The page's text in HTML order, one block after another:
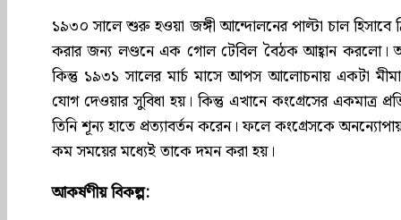
১৯৩০ সালে শুরু হওয়া জঙ্গী আন্দোলনের পাল্টা চাল হিসাবে
করার জন্য লণ্ডনে এক গোল টেবিল বৈঠক আহ্বান করলো।
কিন্তু ১৯৩১ সালের মার্চ মাসে আপস আলোচনায় একটা
যোগ দেওয়ার সুবিধা হয়। কিন্তু এখানে কংগ্রেসের একমাত্র
তিনি শূন্য হাতে প্রত্যাবর্তন করেন। ফলে কংগ্রেসকে
কম সময়ের মধ্যেই তাকে দমন করা হয়।
আকর্ষণীয় বিকল্প: